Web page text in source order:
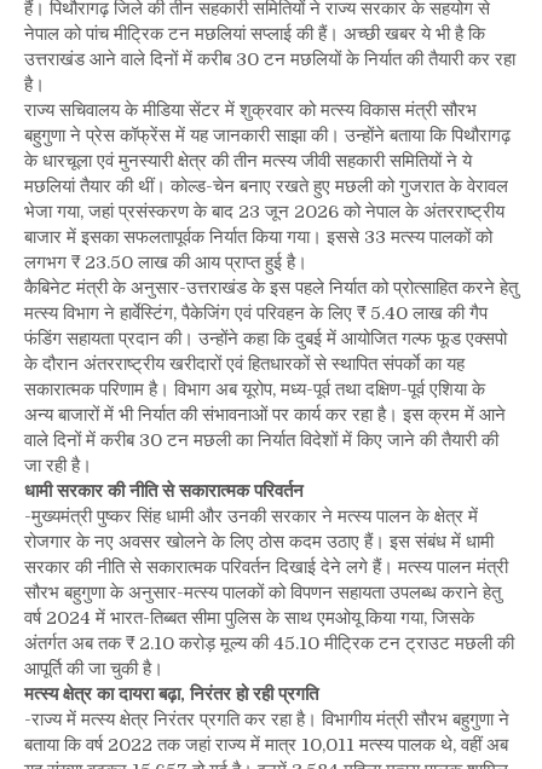
बार
5
मीट्रिक
रेनबो
ट्राउट
का
निर्यात
हैं। पिथौरागढ़ जिले की तीन सहकारी समितियों ने राज्य सरकार के सहयोग से
नेपाल को पांच मीट्रिक टन मछलियां सप्लाई की हैं। अच्छी खबर ये भी है कि
उत्तराखंड आने वाले दिनों में करीब 30 टन मछलियों के निर्यात की तैयारी कर रहा
है।
राज्य सचिवालय के मीडिया सेंटर में शुक्रवार को मत्स्य विकास मंत्री सौरभ
बहुगुणा ने प्रेस कॉफ्रेंस में यह जानकारी साझा की। उन्होंने बताया कि पिथौरागढ़
के धारचूला एवं मुनस्यारी क्षेत्र की तीन मत्स्य जीवी सहकारी समितियों ने ये
मछलियां तैयार की थीं। कोल्ड-चेन बनाए रखते हुए मछली को गुजरात के वेरावल
भेजा गया, जहां प्रसंस्करण के बाद 23 जून 2026 को नेपाल के अंतरराष्ट्रीय
बाजार में इसका सफलतापूर्वक निर्यात किया गया। इससे 33 मत्स्य पालकों को
लगभग ₹ 23.50 लाख की आय प्राप्त हुई है।
कैबिनेट मंत्री के अनुसार-उत्तराखंड के इस पहले निर्यात को प्रोत्साहित करने हेतु
मत्स्य विभाग ने हार्वेस्टिंग, पैकेजिंग एवं परिवहन के लिए ₹ 5.40 लाख की गैप
फंडिंग सहायता प्रदान की। उन्होंने कहा कि दुबई में आयोजित गल्फ फूड एक्सपो
के दौरान अंतरराष्ट्रीय खरीदारों एवं हितधारकों से स्थापित संपर्काे का यह
सकारात्मक परिणाम है। विभाग अब यूरोप, मध्य-पूर्व तथा दक्षिण-पूर्व एशिया के
अन्य बाजारों में भी निर्यात की संभावनाओं पर कार्य कर रहा है। इस क्रम में आने
वाले दिनों में करीब 30 टन मछली का निर्यात विदेशों में किए जाने की तैयारी की
जा रही है।
धामी सरकार की नीति से सकारात्मक परिवर्तन
-मुख्यमंत्री पुष्कर सिंह धामी और उनकी सरकार ने मत्स्य पालन के क्षेत्र में
रोजगार के नए अवसर खोलने के लिए ठोस कदम उठाए हैं। इस संबंध में धामी
सरकार की नीति से सकारात्मक परिवर्तन दिखाई देने लगे हैं। मत्स्य पालन मंत्री
सौरभ बहुगुणा के अनुसार-मत्स्य पालकों को विपणन सहायता उपलब्ध कराने हेतु
वर्ष 2024 में भारत-तिब्बत सीमा पुलिस के साथ एमओयू किया गया, जिसके
अंतर्गत अब तक ₹ 2.10 करोड़ मूल्य की 45.10 मीट्रिक टन ट्राउट मछली की
आपूर्ति की जा चुकी है।
मत्स्य क्षेत्र का दायरा बढ़ा, निरंतर हो रही प्रगति
-राज्य में मत्स्य क्षेत्र निरंतर प्रगति कर रहा है। विभागीय मंत्री सौरभ बहुगुणा ने
बताया कि वर्ष 2022 तक जहां राज्य में मात्र 10,011 मत्स्य पालक थे, वहीं अब